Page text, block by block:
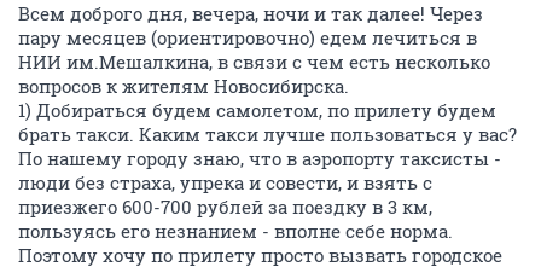
Всем доброго дня, вечера, ночи и так далее! Через
пару месяцев (ориентировочно) едем лечиться в
НИИ им.Мешалкина, в связи с чем есть несколько
вопросов к жителям Новосибирска.
1) Добираться будем самолетом, по прилету будем
брать такси. Каким такси лучше пользоваться у вас?
По нашему городу знаю, что в аэропорту таксисты -
люди без страха, упрека и совести, и взять с
приезжего 600-700 рублей за поездку в 3 км,
пользуясь его незнанием - вполне себе норма.
Поэтому хочу по прилету просто вызвать городское